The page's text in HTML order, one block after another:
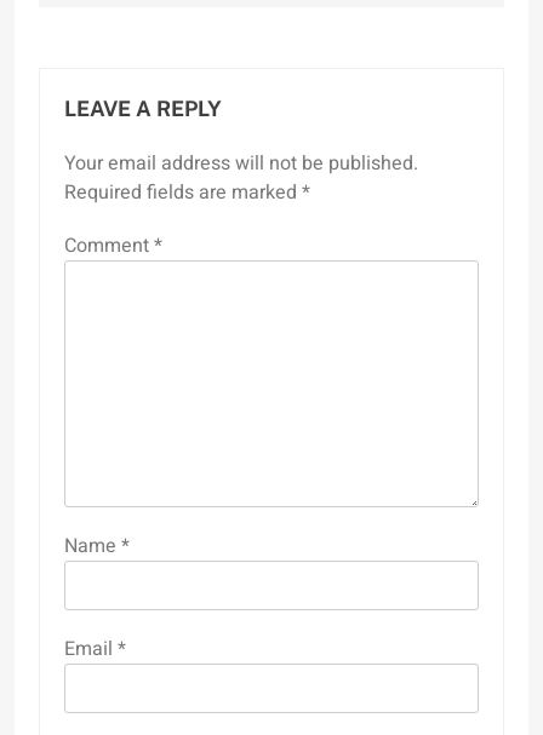
LEAVE A REPLY
Your email address will not be published.
Required fields are marked *
Comment*
Name *
Email *